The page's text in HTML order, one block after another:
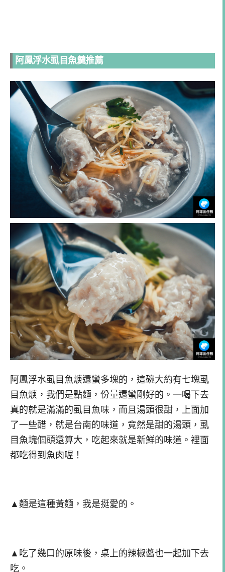
阿鳳浮水虱目魚羹推薦
阿鳳浮水虱目魚焿還蠻多塊的，這碗大約有七塊虱
目魚焿，我們是點麵，份量還蠻剛好的。一喝下去
真的就是滿滿的虱目魚味，而且湯頭很甜，上面加
了一些醋，就是台南的味道，竟然是甜的湯頭，虱
目魚塊個頭還算大，吃起來就是新鮮的味道。裡面
都吃得到魚肉喔！
▲麵是這種黃麵，我是挺愛的。
▲吃了幾口的原味後，桌上的辣椒醬也一起加下去
吃。